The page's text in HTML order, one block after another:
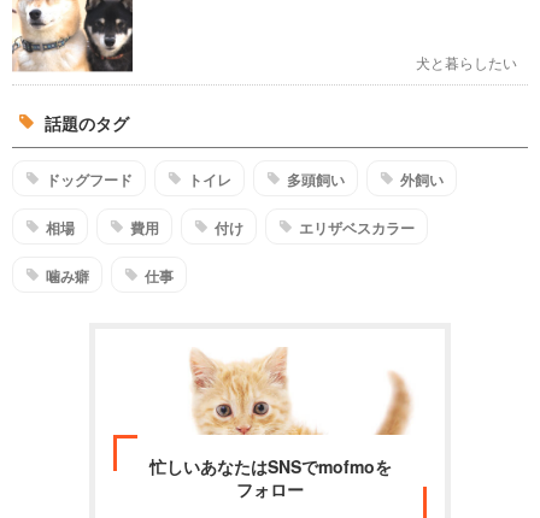
犬と暮らしたい
話題のタグ
ドッグフード トイレ 多頭飼い 外飼い
相場 費用 付け エリザベスカラー
噛み癖 仕事
忙しいあなたはSNSでmofmoを
フォロー